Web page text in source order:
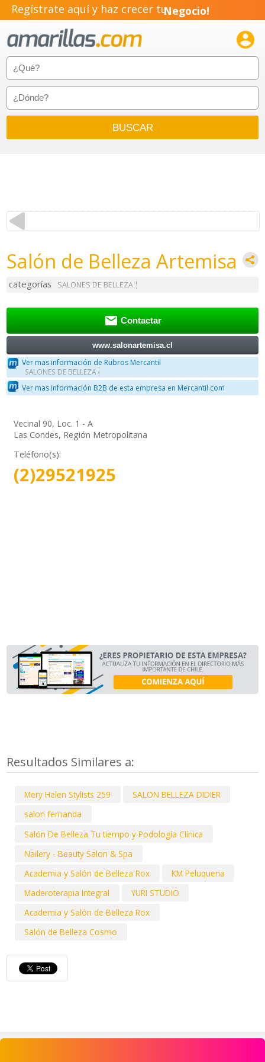
Regístrate aquí y haz crecer tuNegocio!
Emprendimiento!

Salón de Belleza Artemisa
categorías SALONES DE BELLEZA
 Contactar
www.salonartemisa.cl
Ver mas información de Rubros Mercantil
SALONES DE BELLEZA
Ver mas información B2B de esta empresa en Mercantil.com
Vecinal 90, Loc. 1 - A
Las Condes, Región Metropolitana
Teléfono(s):
(2)29521925
Resultados Similares a:
Mery Helen Stylists 259
SALON BELLEZA DIDIER
salon fernanda
Salón De Belleza Tu tiempo y Podología Clínica
Nailery - Beauty Salon & Spa
Academia y Salón de Belleza Rox
KM Peluqueria
Maderoterapia Integral
YURI STUDIO
Academia y Salón de Belleza Rox
Salón de Belleza Cosmo